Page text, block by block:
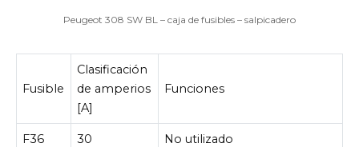
Peugeot 308 SW BL – caja de fusibles – salpicadero
Fusible
Clasificación
de amperios
[A]
Funciones
F36 30 No utilizado